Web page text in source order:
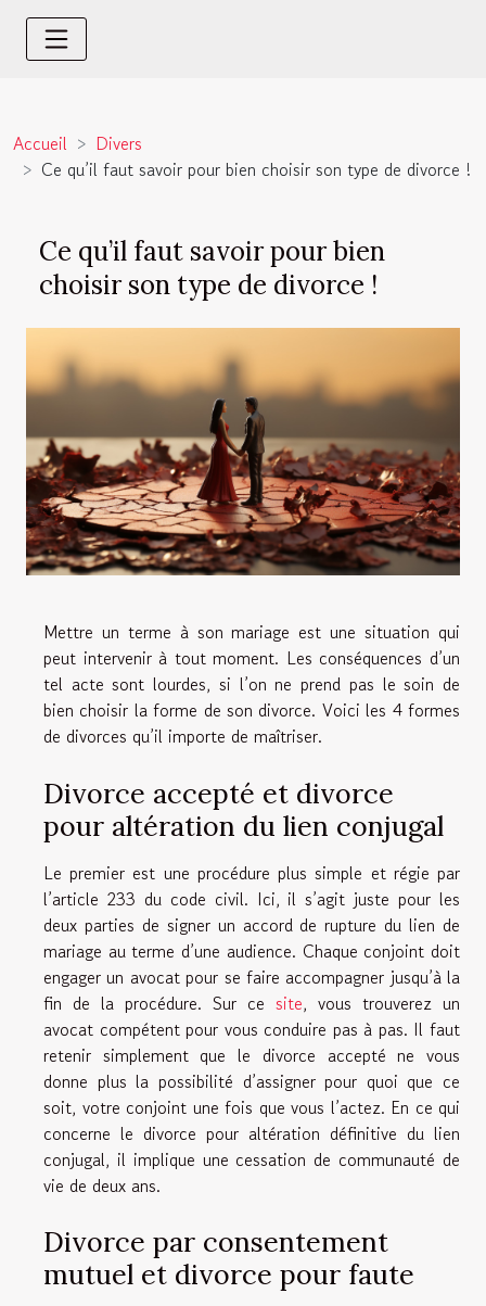
Accueil
Divers
Ce qu’il faut savoir pour bien choisir son type de divorce !
Ce qu’il faut savoir pour bien
choisir son type de divorce !
Mettre un terme à son mariage est une situation qui
peut intervenir à tout moment. Les conséquences d’un
tel acte sont lourdes, si l’on ne prend pas le soin de
bien choisir la forme de son divorce. Voici les 4 formes
de divorces qu’il importe de maîtriser.
Divorce accepté et divorce
pour altération du lien conjugal
Le premier est une procédure plus simple et régie par
l’article 233 du code civil. Ici, il s’agit juste pour les
deux parties de signer un accord de rupture du lien de
mariage au terme d’une audience. Chaque conjoint doit
engager un avocat pour se faire accompagner jusqu’à la
fin de la procédure. Sur ce site, vous trouverez un
avocat compétent pour vous conduire pas à pas. Il faut
retenir simplement que le divorce accepté ne vous
donne plus la possibilité d’assigner pour quoi que ce
soit, votre conjoint une fois que vous l’actez. En ce qui
concerne le divorce pour altération définitive du lien
conjugal, il implique une cessation de communauté de
vie de deux ans.
Divorce par consentement
mutuel et divorce pour faute